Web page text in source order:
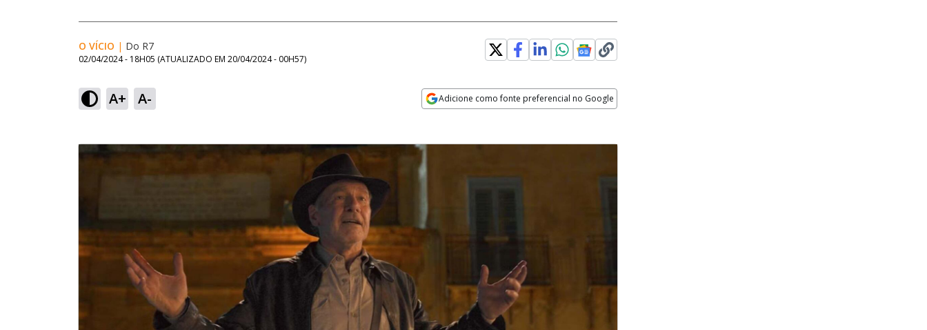
O VÍCIO | Do R7
02/04/2024 - 18H05 (ATUALIZADO EM 20/04/2024 - 00H57)
A+ A- Adicione como fonte preferencial no Google